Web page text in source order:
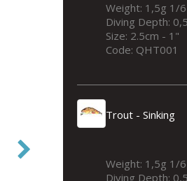
Weight: 1,5g 1/
Diving Depth:
Size: 2.5cm - 1"
Code: QHT001
Trout - Sinking
Weight: 1,5g 1/
Diving Depth: